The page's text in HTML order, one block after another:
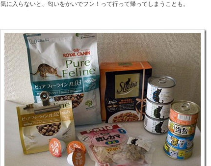
気に入らないと、匂いをかいでフン！って行って帰ってしまうことも。